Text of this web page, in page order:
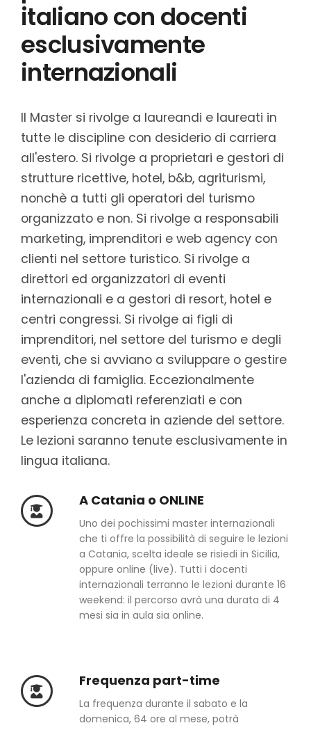
italiano con docenti
esclusivamente
internazionali
Il Master si rivolge a laureandi e laureati in
tutte le discipline con desiderio di carriera
all'estero. Si rivolge a proprietari e gestori di
strutture ricettive, hotel, b&b, agriturismi,
nonchè a tutti gli operatori del turismo
organizzato e non. Si rivolge a responsabili
marketing, imprenditori e web agency con
clienti nel settore turistico. Si rivolge a
direttori ed organizzatori di eventi
internazionali e a gestori di resort, hotel e
centri congressi. Si rivolge ai figli di
imprenditori, nel settore del turismo e degli
eventi, che si avviano a sviluppare o gestire
l'azienda di famiglia. Eccezionalmente
anche a diplomati referenziati e con
esperienza concreta in aziende del settore.
Le lezioni saranno tenute esclusivamente in
lingua italiana.
A Catania o ONLINE
Uno dei pochissimi master internazionali
che ti offre la possibilità di seguire le lezioni
a Catania, scelta ideale se risiedi in Sicilia,
oppure online (live). Tutti i docenti
internazionali terranno le lezioni durante 16
weekend: il percorso avrà una durata di 4
mesi sia in aula sia online.
Frequenza part-time
La frequenza durante il sabato e la
domenica, 64 ore al mese, potrà